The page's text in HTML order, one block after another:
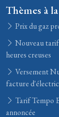
Thèmes à
Prix du gaz
Nouveau
heures creuses
Versement
facture
Tarif Tempo
annoncée